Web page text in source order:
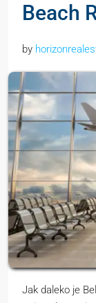
Beach
by
Jak daleko je